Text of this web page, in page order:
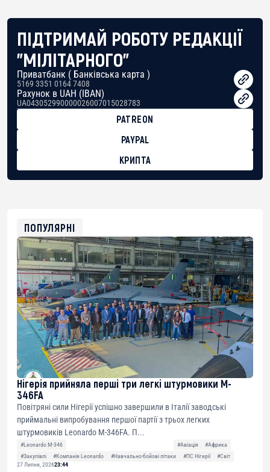
ПІДТРИМАЙ РОБОТУ РЕДАКЦІЇ
"МІЛІТАРНОГО"
Приватбанк ( Банківська карта )
5169 3351 0164 7408
Рахунок в UAH (IBAN)
UA043052990000026007015028783
PATREON
PAYPAL
КРИПТА
0xfD02863D3289416fcF50975c9DFda13623f97758
ПОПУЛЯРНІ
Нігерія прийняла перші три легкі штурмовики M-
346FA
Повітряні сили Нігерії успішно завершили в Італії заводські
приймальні випробування першої партії з трьох легких
штурмовиків Leonardo M-346FA. П...
#Leonardo M-346 #Авіація
#Африка
#Закупівлі
#Компанія Leonardo #Навчально-бойові літаки #ПС Нігерії
#Світ
27 Липня, 202623:44